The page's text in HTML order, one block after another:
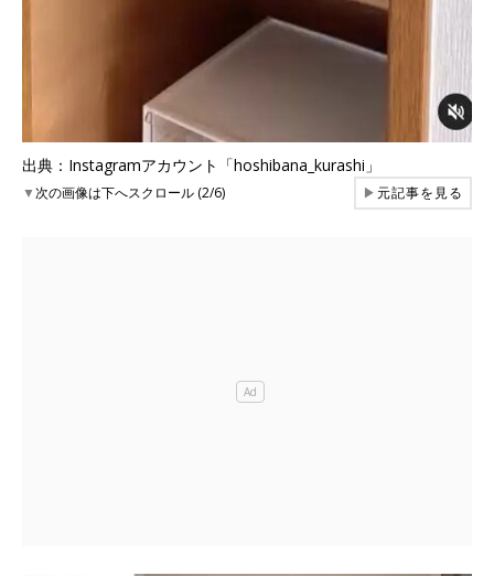
出典：Instagramアカウント「hoshibana_kurashi」
▼次の画像は下へスクロール (2/6) ▶元記事を見る